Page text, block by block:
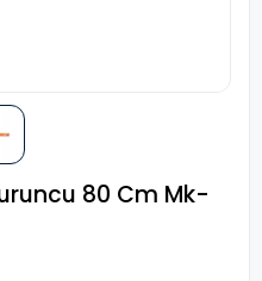
80 Cm Mk-